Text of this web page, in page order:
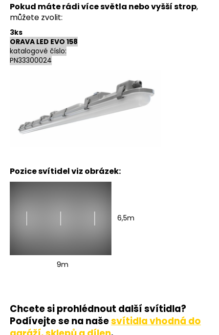
Pokud máte rádi více světla nebo vyšší strop,
můžete zvolit:
3ks
ORAVA LED EVO 158
katalogové číslo:
PN33300024
Pozice svítidel viz obrázek:
6,5m
9m
Chcete si prohlédnout další svítidla?
Podívejte se na našesvítidla vhodná do